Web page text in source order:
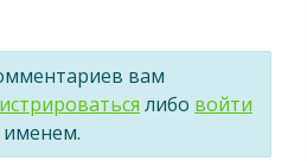
вам
либо войти
именем.